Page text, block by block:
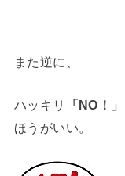
また逆に、
ハッキリ 「NO！」
ほうがいい。